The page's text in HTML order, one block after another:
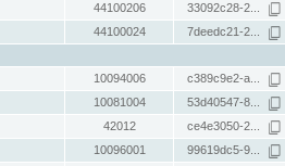
44100206 33092c28-2...
44100024 7deedc21-2...
10094006 c389c9e2-a...
10081004 53d40547-8...
42012 ce4e3050-2...
10096001 99619dc5-9...